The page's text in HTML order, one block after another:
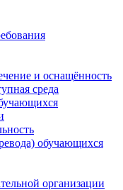
и оснащённость
среда
обучающихся
организации